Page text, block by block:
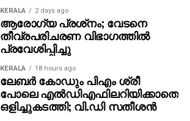
KERALA 2 days ago
ആരോഗ്യ പ്രശ്‌നം; വേടനെ
തീവ്രപരിചരണ വിഭാഗത്തില്‍
പ്രവേശിപ്പിച്ചു
KERALA 18 hours ago
ലേബര്‍ കോഡും പിഎം ശ്രീ
പോലെ എല്‍ഡിഎഫിലറിയിക്കാതെ
ഒളിച്ചുകടത്തി; വി.ഡി സതീശന്‍